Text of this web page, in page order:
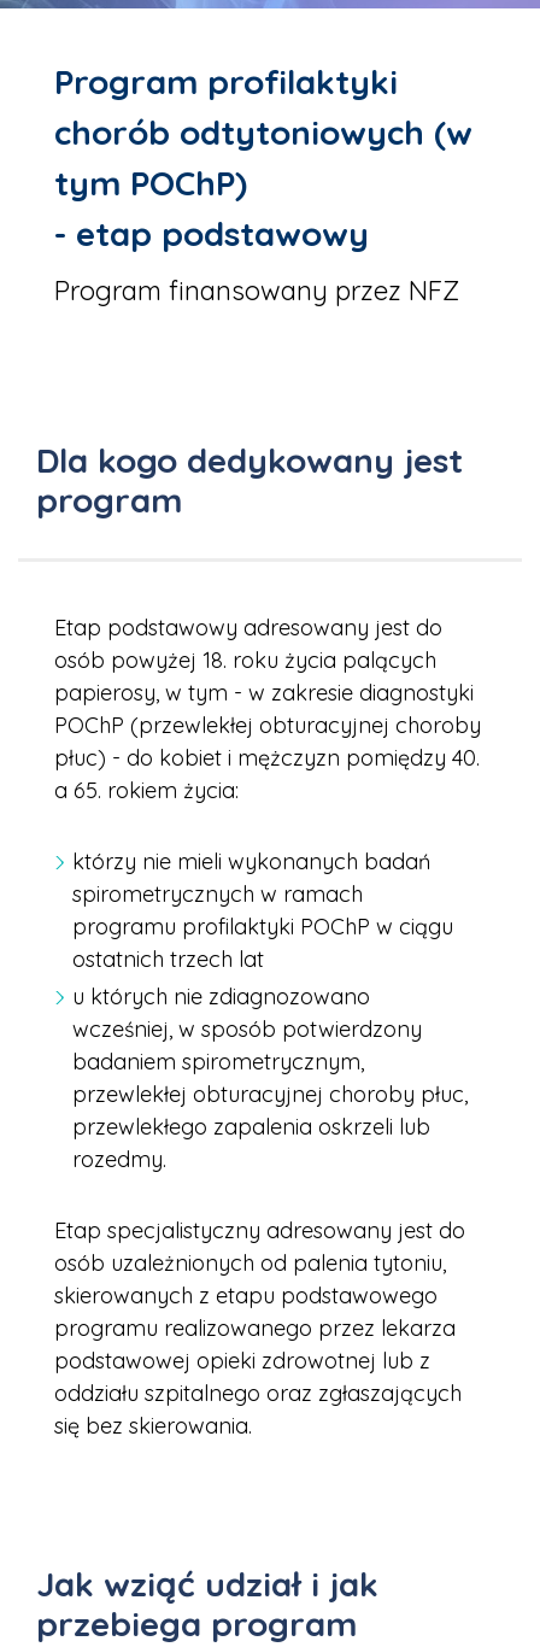
Program profilaktyki
chorób odtytoniowych (w
tym POChP)
- etap podstawowy
Program finansowany przez NFZ
Dla kogo dedykowany jest
program
Etap podstawowy adresowany jest do
osób powyżej 18. roku życia palących
papierosy, w tym - w zakresie diagnostyki
POChP (przewlekłej obturacyjnej choroby
płuc) - do kobiet i mężczyzn pomiędzy 40.
a 65. rokiem życia:
którzy nie mieli wykonanych badań
spirometrycznych w ramach
programu profilaktyki POChP w ciągu
ostatnich trzech lat
u których nie zdiagnozowano
wcześniej, w sposób potwierdzony
badaniem spirometrycznym,
przewlekłej obturacyjnej choroby płuc,
przewlekłego zapalenia oskrzeli lub
rozedmy.
Etap specjalistyczny adresowany jest do
osób uzależnionych od palenia tytoniu,
skierowanych z etapu podstawowego
programu realizowanego przez lekarza
podstawowej opieki zdrowotnej lub z
oddziału szpitalnego oraz zgłaszających
się bez skierowania.
Jak wziąć udział i jak
przebiega program